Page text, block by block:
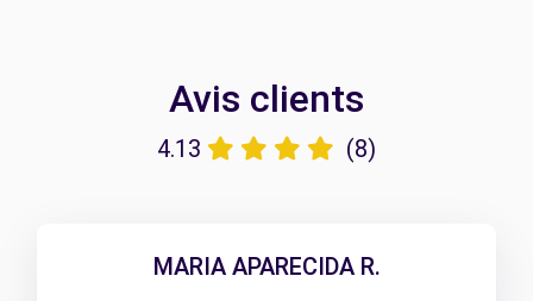
Avis clients
4.13 (8)
MARIA APARECIDA R.